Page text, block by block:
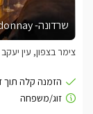
שרדונה- Chardonnay
צימר בצפון, עין יעקב